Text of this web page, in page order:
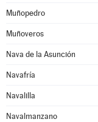
Muñopedro
Muñoveros
Nava de la Asunción
Navafría
Navalilla
Navalmanzano